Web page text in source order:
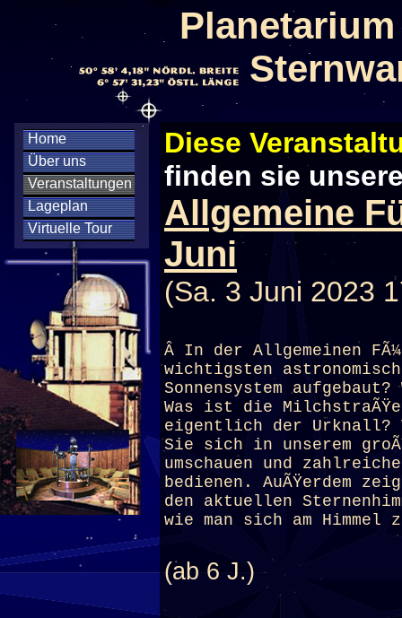
Home
Über uns
Veranstaltungen
Lageplan
Virtuelle Tour
Diese
finden sie
Allgemeine
Juni
(Sa. 3 Juni 2023
Â In der Allgemeinen
wichtigsten
Sonnensystem
Was ist die
eigentlich der Urknall?
Sie sich in unserem
umschauen und
bedienen. AuÃŸerdem
den aktuellen
wie man sich am
(ab 6 J.)